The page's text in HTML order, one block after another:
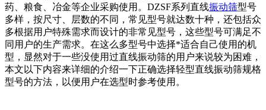
药、粮食、冶金等企业采购使用。DZSF系列直线振动筛型号
多样，按尺寸、层数的不同，常见型号就达数十种，还包括众
多根据用户特殊需求而设计的非常见型号，这些型号可满足不
同用户的生产需求。在这么多型号中选择*适合自己使用的机
型，显然对于一些没使用过直线振动筛的用户来说较为困难，
本文以下内容来详细的介绍一下正确选择轻型直线振动筛规格
型号的方法，以便用户在选型时参考使用。